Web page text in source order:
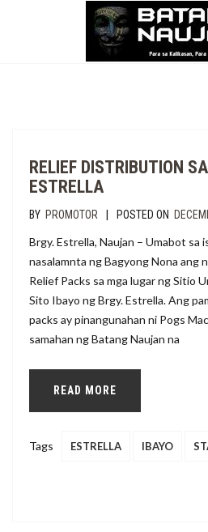
RELIEF DISTRIBUTION
ESTRELLA
BY PROMOTOR | POSTED ON
Brgy. Estrella, Naujan – Umabot sa
nasalamnta ng Bagyong Nona ang
Relief Packs sa mga lugar ng Sitio
Sito Ibayo ng Brgy. Estrella. Ang
packs ay pinangunahan ni Pogs
samahan ng Batang Naujan na
READ MORE
Tags ESTRELLA IBAYO